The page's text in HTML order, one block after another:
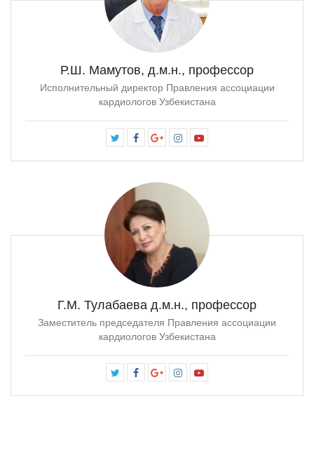
Р.Ш. Мамутов, д.м.н., профессор
Исполнительный директор Правления ассоциации
кардиологов Узбекистана
Г.М. Тулабаева д.м.н., профессор
Заместитель председателя Правления ассоциации
кардиологов Узбекистана